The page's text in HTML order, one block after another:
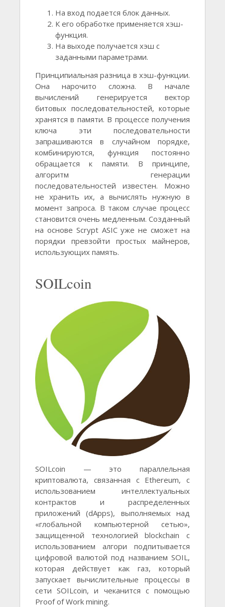
На вход подается блок данных.
К его обработке применяется хэш-
функция.
На выходе получается хэш с
заданными параметрами.
Принципиальная разница в хэш-функции.
Она нарочито сложна. В начале
вычислений генерируется вектор
битовых последовательностей, которые
хранятся в памяти. В процессе получения
ключа эти последовательности
запрашиваются в случайном порядке,
комбинируются, функция постоянно
обращается к памяти. В принципе,
алгоритм генерации
последовательностей известен. Можно
не хранить их, а вычислять нужную в
момент запроса. В таком случае процесс
становится очень медленным. Созданный
на основе Scrypt ASIC уже не сможет на
порядки превзойти простых майнеров,
использующих память.
SOILcoin
SOILcoin — это параллельная
криптовалюта, связанная с Ethereum, с
использованием интеллектуальных
контрактов и распределенных
приложений (dApps), выполняемых над
«глобальной компьютерной сетью»,
защищенной технологией blockchain с
использованием алгори подпитывается
цифровой валютой под названием SOIL,
которая действует как газ, который
запускает вычислительные процессы в
сети SOILcoin, и чеканится с помощью
Proof of Work mining.